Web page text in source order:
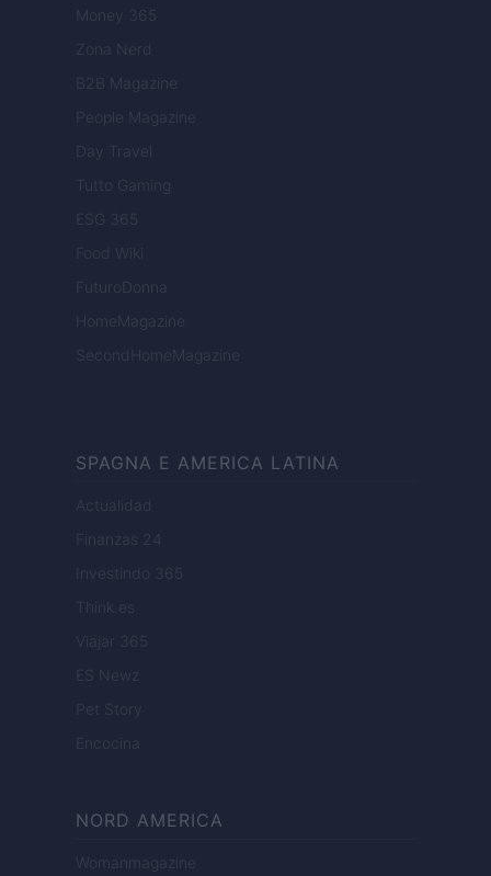
Money 365
Zona Nerd
B2B Magazine
People Magazine
Day Travel
Tutto Gaming
ESG 365
Food Wiki
FuturoDonna
HomeMagazine
SecondHomeMagazine
SPAGNA E AMERICA LATINA
Actualidad
Finanzas 24
Investindo 365
Think.es
Viajar 365
ES Newz
Pet Story
Encocina
NORD AMERICA
Womanmagazine